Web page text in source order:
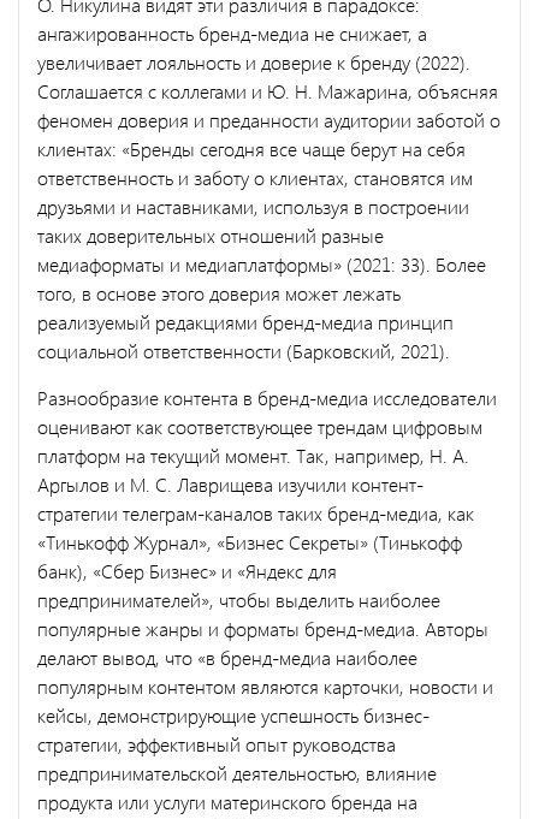
ангажированность бренд-медиа не снижает, а
увеличивает лояльность и доверие к бренду (2022).
Соглашается с коллегами и Ю. Н. Мажарина, объясняя
феномен доверия и преданности аудитории заботой о
клиентах: «Бренды сегодня все чаще берут на себя
ответственность и заботу о клиентах, становятся им
друзьями и наставниками, используя в построении
таких доверительных отношений разные
медиаформаты и медиаплатформы» (2021: 33). Более
того, в основе этого доверия может лежать
реализуемый редакциями бренд-медиа принцип
социальной ответственности (Барковский, 2021).
Разнообразие контента в бренд-медиа исследователи
оценивают как соответствующее трендам цифровым
платформ на текущий момент. Так, например, Н. А.
Аргылов и М. С. Лаврищева изучили контент-
стратегии телеграм-каналов таких бренд-медиа, как
«Тинькофф Журнал», «Бизнес Секреты» (Тинькофф
банк), «Сбер Бизнес» и «Яндекс для
предпринимателей», чтобы выделить наиболее
популярные жанры и форматы бренд-медиа. Авторы
делают вывод, что «в бренд-медиа наиболее
популярным контентом являются карточки, новости и
кейсы, демонстрирующие успешность бизнес-
стратегии, эффективный опыт руководства
предпринимательской деятельностью, влияние
продукта или услуги материнского бренда на